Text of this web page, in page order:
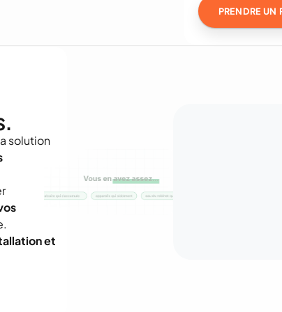
PRENDRE UN
solution
et